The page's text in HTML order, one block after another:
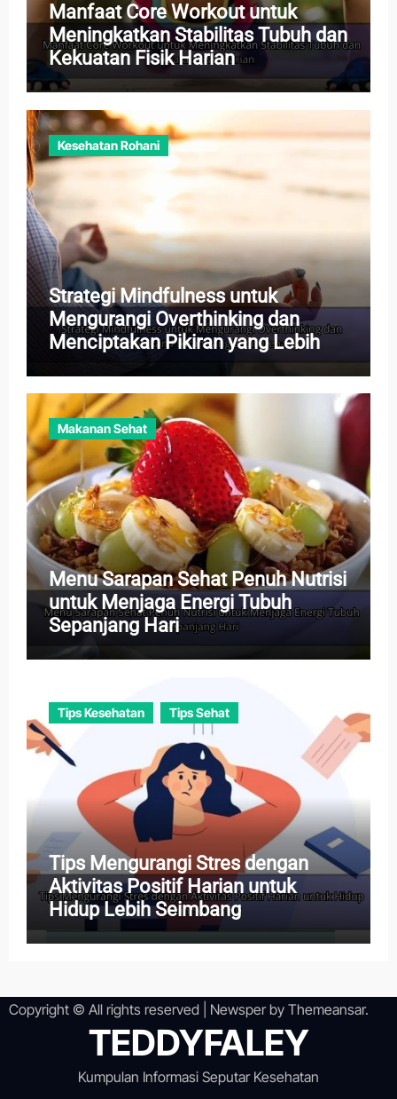
Manfaat Core Workout untuk
Meningkatkan Stabilitas Tubuh dan
Kekuatan Fisik Harian
Kesehatan Rohani
Strategi Mindfulness untuk
Mengurangi Overthinking dan
Menciptakan Pikiran yang Lebih
Makanan Sehat
Menu Sarapan Sehat Penuh Nutrisi
untuk Menjaga Energi Tubuh
Sepanjang Hari
Tips Kesehatan Tips Sehat
Tips Mengurangi Stres dengan
Aktivitas Positif Harian untuk
Hidup Lebih Seimbang
Copyright © All rights reserved Newsperby Themeansar.
TEDDYFALEY
Kumpulan Informasi Seputar Kesehatan